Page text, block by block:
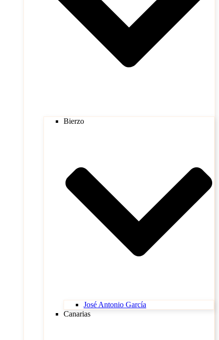
Bierzo
José Antonio García
Canarias